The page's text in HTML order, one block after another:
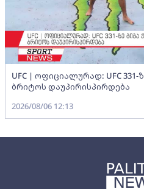
UFC | ოფიციალურად: UFC
ბრიტოს დაუპირისპირდება
2026/08/06 12:13